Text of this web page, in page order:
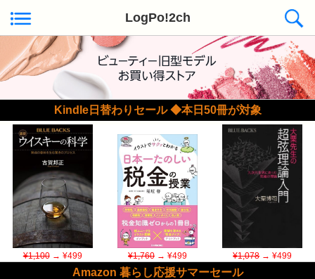
LogPo!2ch
Kindle日替わりセール ◆本日50冊が対象
¥1,100→ ¥499 ¥1,760→ ¥499 ¥1,078→ ¥499
Amazon 暮らし応援サマーセール